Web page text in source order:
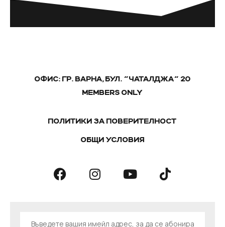
ОФИС: ГР. ВАРНА, БУЛ. "ЧАТАЛДЖА" 20
MEMBERS ONLY
ПОЛИТИКИ ЗА ПОВЕРИТЕЛНОСТ
ОБЩИ УСЛОВИЯ